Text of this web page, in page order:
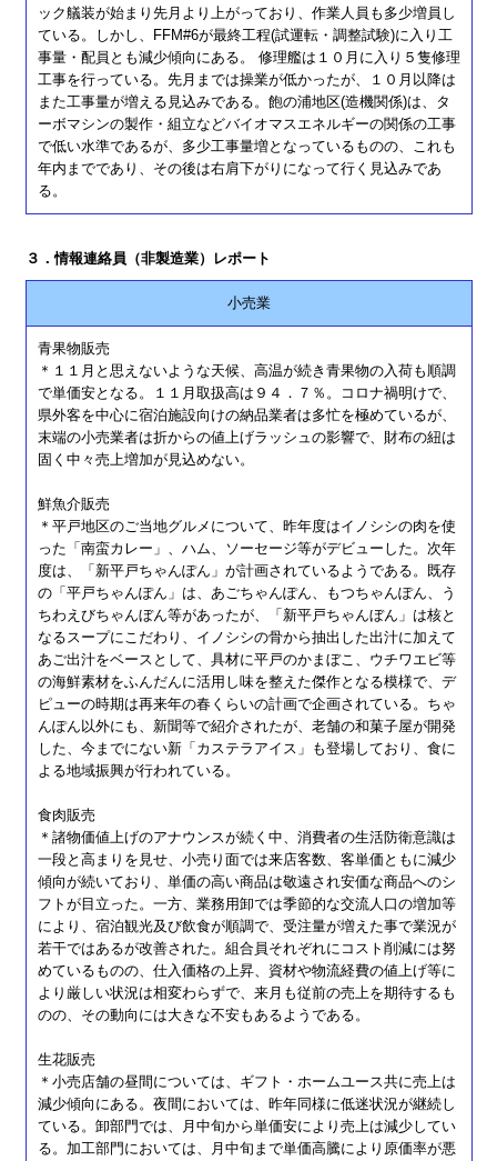
ック艤装が始まり先月より上がっており、作業人員も多少増員し
ている。しかし、FFM#6が最終工程(試運転・調整試験)に入り工
事量・配員とも減少傾向にある。 修理艦は１０月に入り５隻修理
工事を行っている。先月までは操業が低かったが、１０月以降は
また工事量が増える見込みである。飽の浦地区(造機関係)は、タ
ーボマシンの製作・組立などバイオマスエネルギーの関係の工事
で低い水準であるが、多少工事量増となっているものの、これも
年内までであり、その後は右肩下がりになって行く見込みであ
る。
３．情報連絡員（非製造業）レポート
小売業
青果物販売
＊１１月と思えないような天候、高温が続き青果物の入荷も順調
で単価安となる。１１月取扱高は９４．７％。コロナ禍明けで、
県外客を中心に宿泊施設向けの納品業者は多忙を極めているが、
末端の小売業者は折からの値上げラッシュの影響で、財布の紐は
固く中々売上増加が見込めない。
鮮魚介販売
＊平戸地区のご当地グルメについて、昨年度はイノシシの肉を使
った「南蛮カレー」、ハム、ソーセージ等がデビューした。次年
度は、「新平戸ちゃんぽん」が計画されているようである。既存
の「平戸ちゃんぽん」は、あごちゃんぽん、もつちゃんぽん、う
ちわえびちゃんぼん等があったが、「新平戸ちゃんぼん」は核と
なるスープにこだわり、イノシシの骨から抽出した出汁に加えて
あご出汁をベースとして、具材に平戸のかまぼこ、ウチワエビ等
の海鮮素材をふんだんに活用し味を整えた傑作となる模様で、デ
ピューの時期は再来年の春くらいの計画で企画されている。ちゃ
んぽん以外にも、新聞等で紹介されたが、老舗の和菓子屋が開発
した、今までにない新「カステラアイス」も登場しており、食に
よる地域振興が行われている。
食肉販売
＊諸物価値上げのアナウンスが続く中、消費者の生活防衛意識は
一段と高まりを見せ、小売り面では来店客数、客単価ともに減少
傾向が続いており、単価の高い商品は敬遠され安価な商品へのシ
フトが目立った。一方、業務用卸では季節的な交流人口の増加等
により、宿泊観光及び飲食が順調で、受注量が増えた事で業況が
若干ではあるが改善された。組合員それぞれにコスト削減には努
めているものの、仕入価格の上昇、資材や物流経費の値上げ等に
より厳しい状況は相変わらずで、来月も従前の売上を期待するも
のの、その動向には大きな不安もあるようである。
生花販売
＊小売店舗の昼間については、ギフト・ホームユース共に売上は
減少傾向にある。夜間においては、昨年同様に低迷状況が継続し
ている。卸部門では、月中旬から単価安により売上は減少してい
る。加工部門においては、月中旬まで単価高騰により原価率が悪